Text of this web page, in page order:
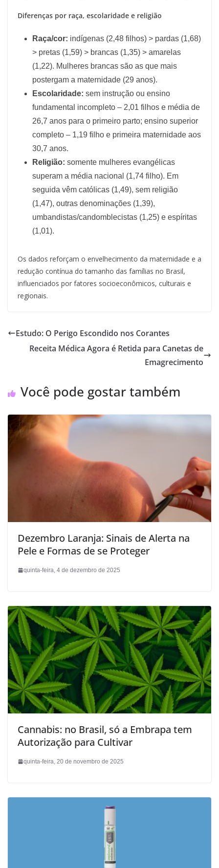
Diferenças por raça, escolaridade e religião
Raça/cor: indígenas (2,48 filhos) > pardas (1,68)
> pretas (1,59) > brancas (1,35) > amarelas
(1,22). Mulheres brancas são as que mais
postergam a maternidade (29 anos).
Escolaridade: sem instrução ou ensino
fundamental incompleto – 2,01 filhos e média de
26,7 anos para o primeiro parto; ensino superior
completo – 1,19 filho e primeira maternidade aos
30,7 anos.
Religião: somente mulheres evangélicas
superam a média nacional (1,74 filho). Em
seguida vêm católicas (1,49), sem religião
(1,47), outras denominações (1,39),
umbandistas/candomblecistas (1,25) e espíritas
(1,01).
Os dados reforçam o envelhecimento da maternidade e a
redução contínua do tamanho das famílias no Brasil,
influenciados por fatores socioeconômicos, culturais e
regionais.
Estudo: O Perigo Escondido nos Corantes
Receita Médica Agora é Retida para Canetas de
Emagrecimento
Você pode gostar também
Dezembro Laranja: Sinais de Alerta na
Pele e Formas de se Proteger
quinta-feira, 4 de dezembro de 2025
Cannabis: no Brasil, só a Embrapa tem
Autorização para Cultivar
quinta-feira, 20 de novembro de 2025